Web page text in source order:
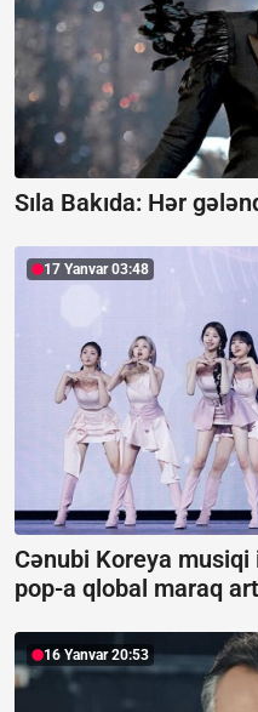
Sıla Bakıda: Hər
17 Yanvar 03:48
Cənubi Koreya musiqi
pop-a qlobal maraq
16 Yanvar 20:53